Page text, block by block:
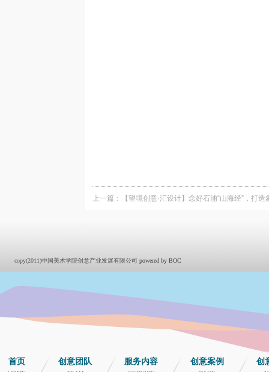
上一篇： 【望境创意·汇设计】念好石浦“山海经”，打
copy(2011)中国美术学院创意产业发展有限公司 powered by BOC
首页 创意团队 服务内容 创意案例 创